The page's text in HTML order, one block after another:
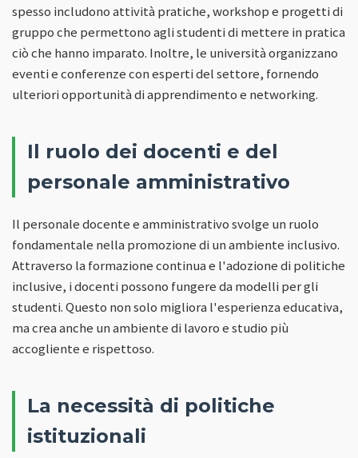
spesso includono attività pratiche, workshop e progetti di
gruppo che permettono agli studenti di mettere in pratica
ciò che hanno imparato. Inoltre, le università organizzano
eventi e conferenze con esperti del settore, fornendo
ulteriori opportunità di apprendimento e networking.
Il ruolo dei docenti e del
personale amministrativo
Il personale docente e amministrativo svolge un ruolo
fondamentale nella promozione di un ambiente inclusivo.
Attraverso la formazione continua e l'adozione di politiche
inclusive, i docenti possono fungere da modelli per gli
studenti. Questo non solo migliora l'esperienza educativa,
ma crea anche un ambiente di lavoro e studio più
accogliente e rispettoso.
La necessità di politiche
istituzionali